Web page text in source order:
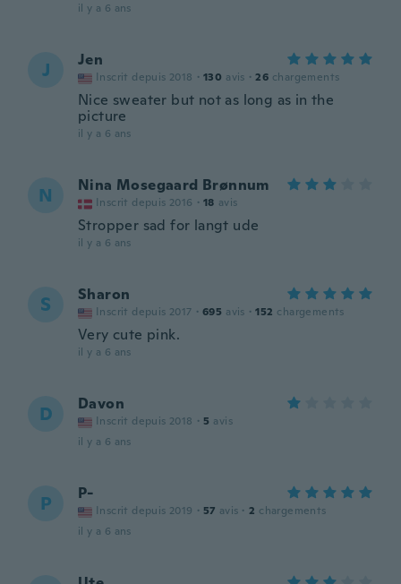
il y a 6 ans
J Jen
Inscrit depuis 2018 · 130 avis · 26 chargements
Nice sweater but not as long as in the
picture
il y a 6 ans
N Nina Mosegaard Brønnum
Inscrit depuis 2016 · 18 avis
Stropper sad for langt ude
il y a 6 ans
S Sharon
Inscrit depuis 2017 · 695 avis · 152 chargements
Very cute pink.
il y a 6 ans
D Davon
Inscrit depuis 2018 · 5 avis
il y a 6 ans
P P-
Inscrit depuis 2019 · 57 avis · 2 chargements
il y a 6 ans